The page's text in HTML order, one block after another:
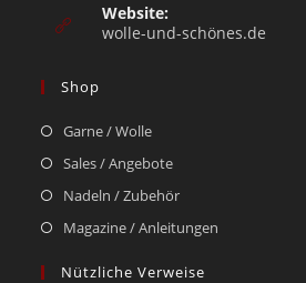
Website:
wolle-und-schönes.de
Shop
Garne / Wolle
Sales / Angebote
Nadeln / Zubehör
Magazine / Anleitungen
Nützliche Verweise